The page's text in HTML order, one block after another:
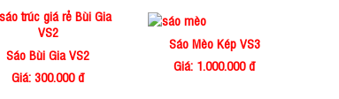
Sáo Bùi Gia VS2
Giá: 300.000 đ
Sáo Mèo Kép VS3
Giá: 1.000.000 đ